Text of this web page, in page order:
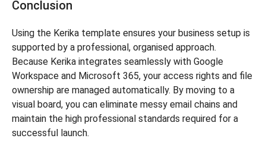
Conclusion
Using the Kerika template ensures your business setup is
supported by a professional, organised approach.
Because Kerika integrates seamlessly with Google
Workspace and Microsoft 365, your access rights and file
ownership are managed automatically. By moving to a
visual board, you can eliminate messy email chains and
maintain the high professional standards required for a
successful launch.